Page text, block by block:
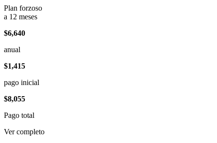
Plan forzoso
a 12 meses
$6,640
anual
$1,415
pago inicial
$8,055
Pago total
Ver completo